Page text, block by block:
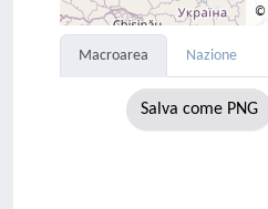
©
Macroarea Nazione
Salva come PNG